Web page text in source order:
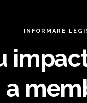
INFORMARE
a